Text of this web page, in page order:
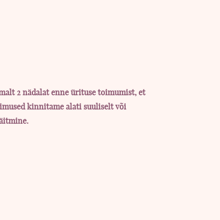
2 nädalat enne ürituse toimumist, et
kinnitame alati suuliselt või